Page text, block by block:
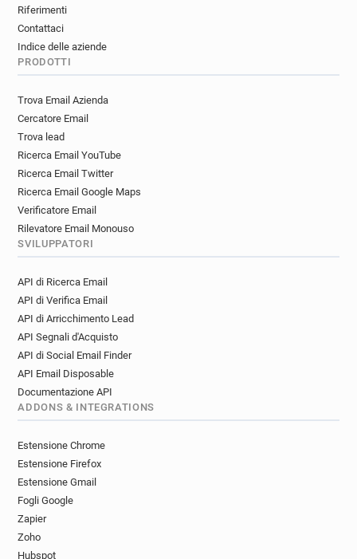
Riferimenti
Contattaci
Indice delle aziende
PRODOTTI
Trova Email Azienda
Cercatore Email
Trova lead
Ricerca Email YouTube
Ricerca Email Twitter
Ricerca Email Google Maps
Verificatore Email
Rilevatore Email Monouso
SVILUPPATORI
API di Ricerca Email
API di Verifica Email
API di Arricchimento Lead
API Segnali d'Acquisto
API di Social Email Finder
API Email Disposable
Documentazione API
ADDONS & INTEGRATIONS
Estensione Chrome
Estensione Firefox
Estensione Gmail
Fogli Google
Zapier
Zoho
Hubspot